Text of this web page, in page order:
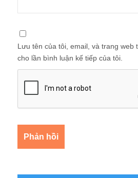
Lưu tên của tôi, email, và trang web
cho lần bình luận kế tiếp của tôi.